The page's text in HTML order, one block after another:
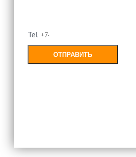
Tel
ОТПРАВИТЬ